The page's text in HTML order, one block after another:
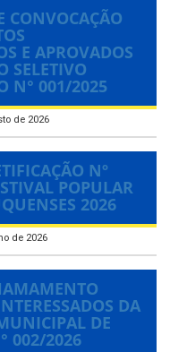
CONVOCAÇÃO
E APROVADOS
SELETIVO
N° 001/2025
de 2026
Nº
POPULAR
2026
de 2026
DA
DE
002/2026